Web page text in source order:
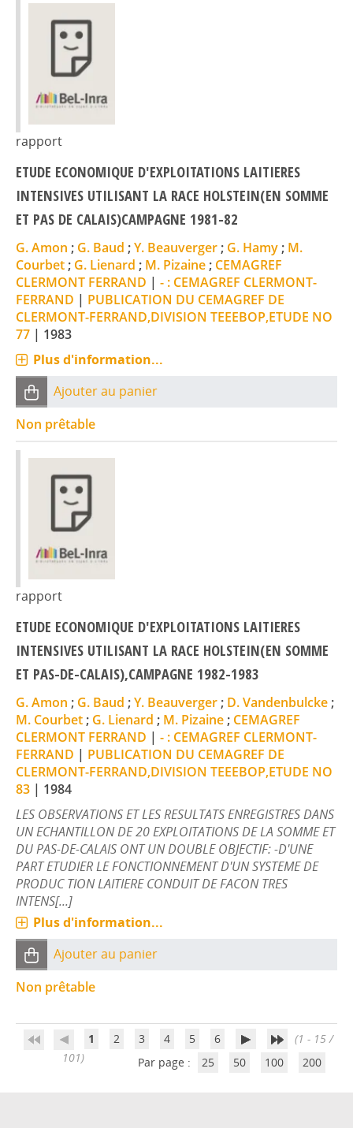
rapport
ETUDE ECONOMIQUE D'EXPLOITATIONS LAITIERES
INTENSIVES UTILISANT LA RACE HOLSTEIN(EN SOMME
ET PAS DE CALAIS)CAMPAGNE 1981-82
G. Amon ; G. Baud ;Y. Beauverger ; G. Hamy ; M.
Courbet ; G. Lienard ; M. Pizaine ; CEMAGREF
CLERMONT FERRAND | - : CEMAGREF CLERMONT-
FERRAND | PUBLICATION DU CEMAGREF DE
CLERMONT-FERRAND,DIVISION TEEEBOP,ETUDE NO
77 | 1983
Plus d'information...
Ajouter au panier
Non prêtable
rapport
ETUDE ECONOMIQUE D'EXPLOITATIONS LAITIERES
INTENSIVES UTILISANT LA RACE HOLSTEIN(EN SOMME
ET PAS-DE-CALAIS),CAMPAGNE 1982-1983
G. Amon ; G. Baud ;Y. Beauverger ; D. Vandenbulcke ;
M. Courbet ; G. Lienard ; M. Pizaine ; CEMAGREF
CLERMONT FERRAND | - : CEMAGREF CLERMONT-
FERRAND | PUBLICATION DU CEMAGREF DE
CLERMONT-FERRAND,DIVISION TEEEBOP,ETUDE NO
83 | 1984
LES OBSERVATIONS ET LES RESULTATS ENREGISTRES DANS
UN ECHANTILLON DE 20 EXPLOITATIONS DE LA SOMME ET
DU PAS-DE-CALAIS ONT UN DOUBLE OBJECTIF: -D'UNE
PART ETUDIER LE FONCTIONNEMENT D'UN SYSTEME DE
PRODUC TION LAITIERE CONDUIT DE FACON TRES
INTENS[...]
Plus d'information...
Ajouter au panier
Non prêtable
1 2 3 4 5 6
(1 - 15 /
101)
Par page : 25 50 100 200